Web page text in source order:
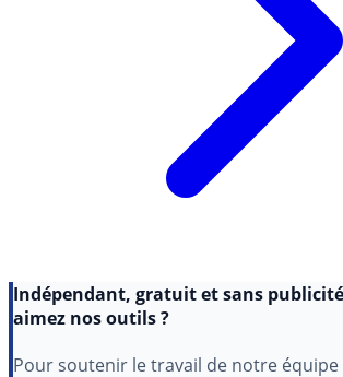
aimez nos outils ?